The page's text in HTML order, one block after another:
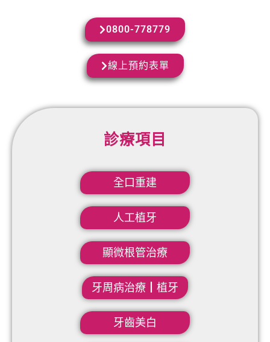
診療項目
全口重建
人工植牙
顯微根管治療
牙周病治療┃植牙
牙齒美白
0800-778779
線上預約表單